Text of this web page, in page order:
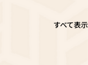
すべて表示